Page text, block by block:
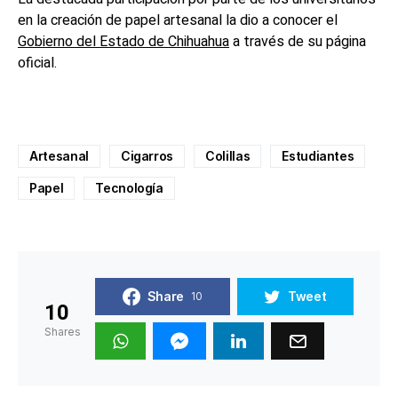
en la creación de papel artesanal la dio a conocer el
Gobierno del Estado de Chihuahuaa través de su página
oficial.
Artesanal Cigarros Colillas Estudiantes
Papel Tecnología
10
Shares
Share 10 Tweet